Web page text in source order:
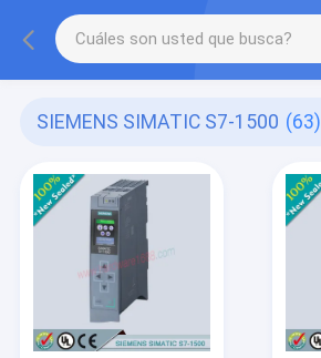
SIEMENS SIMATIC S7-1500 (63)